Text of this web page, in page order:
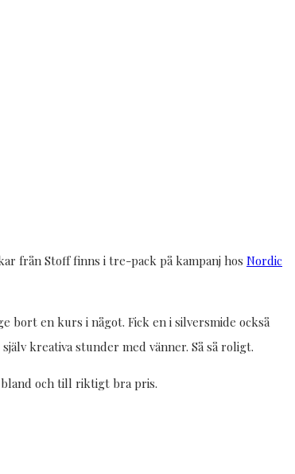
från Stoff finns i tre-pack på kampanj hos Nordic
bort en kurs i något. Fick en i silversmide också
kreativa stunder med vänner. Så så roligt.
och till riktigt bra pris.